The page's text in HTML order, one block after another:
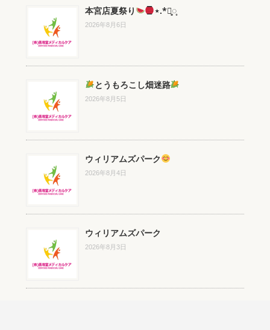
本宮店夏祭り ⋆.*⃝̥◌̥
2026年8月6日
とうもろこし畑迷路
2026年8月5日
ウィリアムズパーク
2026年8月4日
ウィリアムズパーク
2026年8月3日